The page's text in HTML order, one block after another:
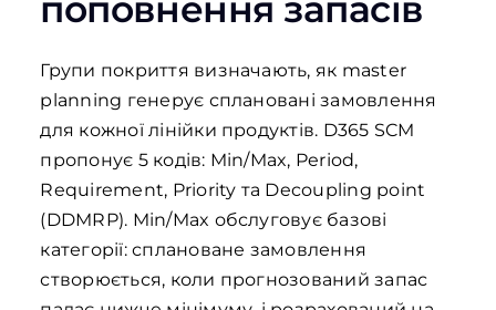
Групи покриття визначають, як master
planning генерує сплановані замовлення
для кожної лінійки продуктів. D365 SCM
пропонує 5 кодів: Min/Max, Period,
Requirement, Priority та Decoupling point
(DDMRP). Min/Max обслуговує базові
категорії: сплановане замовлення
створюється, коли прогнозований запас